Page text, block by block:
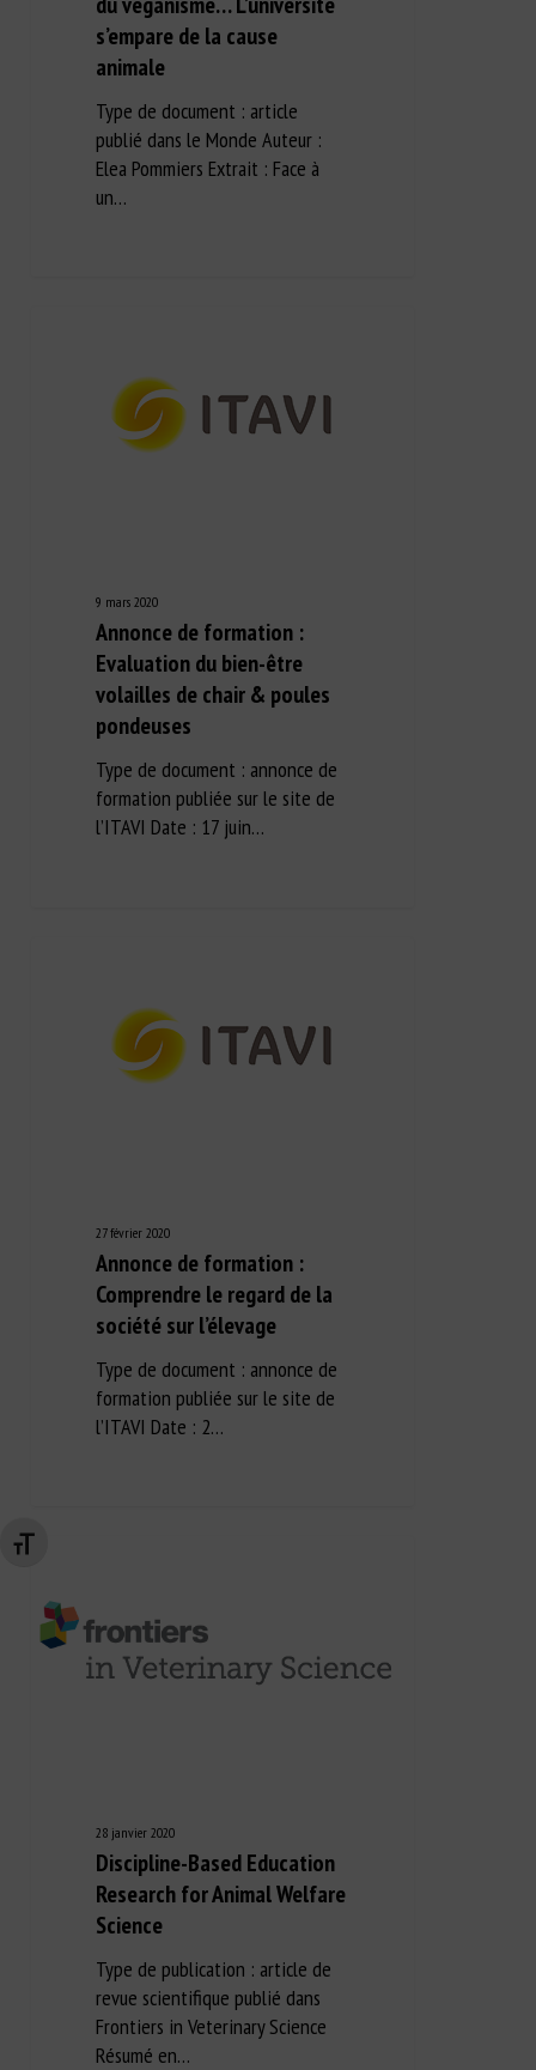
Changer la taille de la police
s’empare de la cause
animale
Type de document : article
publié dans le Monde Auteur :
Elea Pommiers Extrait : Face à
un…
9 mars 2020
Annonce de formation :
Evaluation du bien-être
volailles de chair & poules
pondeuses
Type de document : annonce de
formation publiée sur le site de
l’ITAVI Date : 17 juin…
27 février 2020
Annonce de formation :
Comprendre le regard de la
société sur l’élevage
Type de document : annonce de
formation publiée sur le site de
l’ITAVI Date : 2…
28 janvier 2020
Discipline-Based Education
Research for Animal Welfare
Science
Type de publication : article de
revue scientifique publié dans
Frontiers in Veterinary Science
Résumé en…